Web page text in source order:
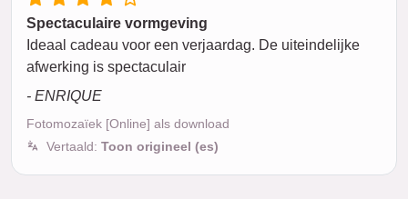
Spectaculaire vormgeving
Ideaal cadeau voor een verjaardag. De uiteindelijke
afwerking is spectaculair
- ENRIQUE
Fotomozaïek [Online] als download
Vertaald: Toon origineel (es)